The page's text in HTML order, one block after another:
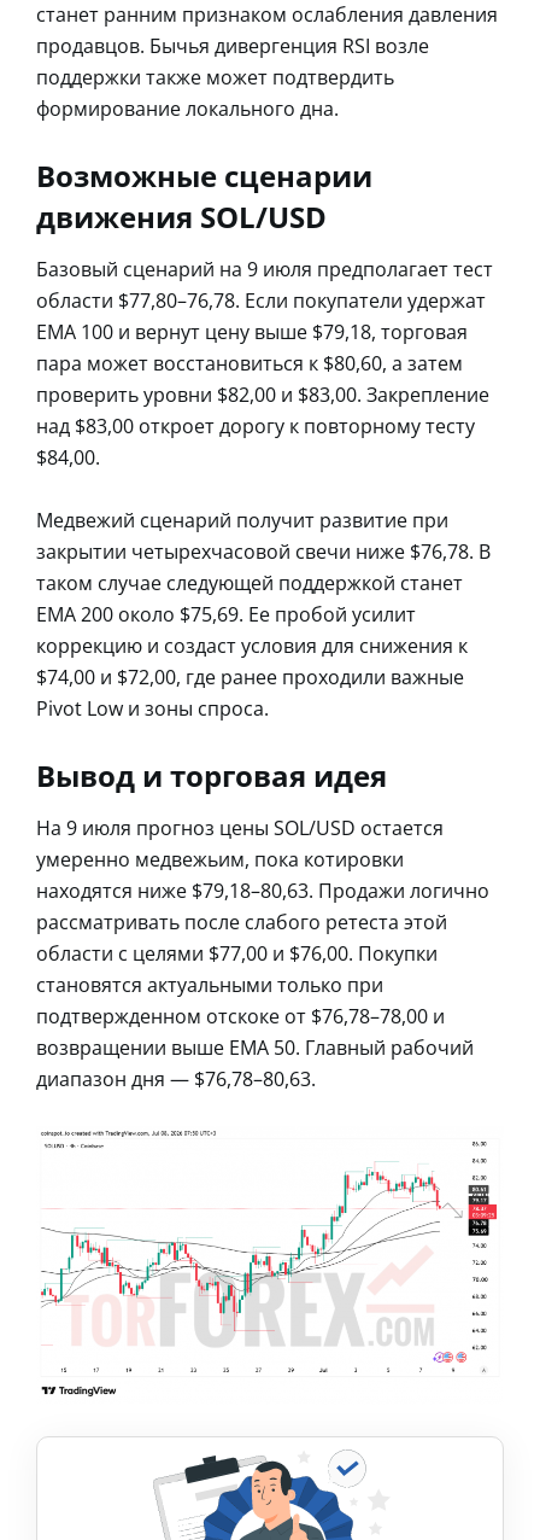
станет ранним признаком ослабления давления
продавцов. Бычья дивергенция RSI возле
поддержки также может подтвердить
формирование локального дна.
Возможные сценарии
движения SOL/USD
Базовый сценарий на 9 июля предполагает тест
области $77,80–76,78. Если покупатели удержат
EMA 100 и вернут цену выше $79,18, торговая
пара может восстановиться к $80,60, а затем
проверить уровни $82,00 и $83,00. Закрепление
над $83,00 откроет дорогу к повторному тесту
$84,00.
Медвежий сценарий получит развитие при
закрытии четырехчасовой свечи ниже $76,78. В
таком случае следующей поддержкой станет
EMA 200 около $75,69. Ее пробой усилит
коррекцию и создаст условия для снижения к
$74,00 и $72,00, где ранее проходили важные
Pivot Low и зоны спроса.
Вывод и торговая идея
На 9 июля прогноз цены SOL/USD остается
умеренно медвежьим, пока котировки
находятся ниже $79,18–80,63. Продажи логично
рассматривать после слабого ретеста этой
области с целями $77,00 и $76,00. Покупки
становятся актуальными только при
подтвержденном отскоке от $76,78–78,00 и
возвращении выше EMA 50. Главный рабочий
диапазон дня — $76,78–80,63.